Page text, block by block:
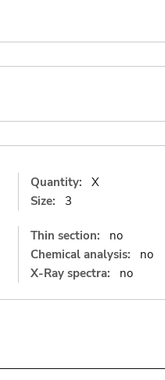
Quantity:
X
Size:
3
Thin section:
no
Chemical analysis:
no
X-Ray spectra:
no